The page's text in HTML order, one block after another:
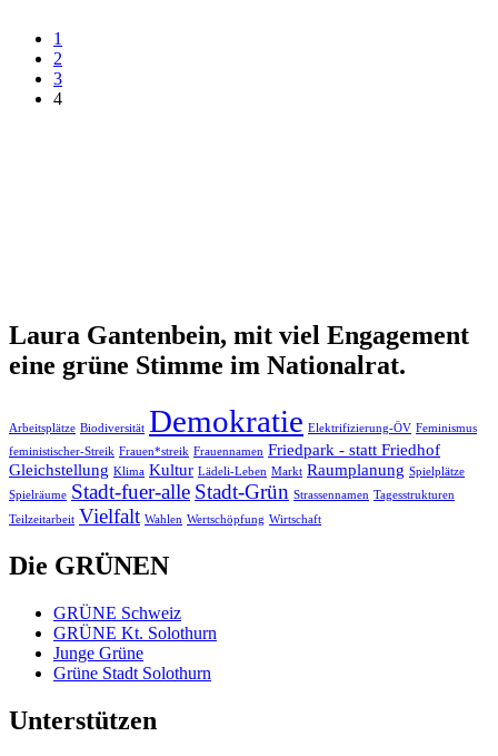
1
2
3
4
Laura Gantenbein, mit viel Engagement
eine grüne Stimme im Nationalrat.
Arbeitsplätze Biodiversität Demokratie Elektrifizierung-ÖV Feminismus
feministischer-Streik Frauen*streik Frauennamen Friedpark - statt Friedhof
Gleichstellung Klima Kultur Lädeli-Leben Markt Raumplanung Spielplätze
Spielräume Stadt-fuer-alle Stadt-Grün Strassennamen Tagesstrukturen
Teilzeitarbeit Vielfalt Wahlen Wertschöpfung Wirtschaft
Die GRÜNEN
GRÜNE Schweiz
GRÜNE Kt. Solothurn
Junge Grüne
Grüne Stadt Solothurn
Unterstützen